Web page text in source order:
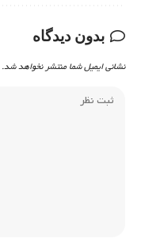
بدون دیدگاه
نشانی ایمیل شما منتشر نخواهد شد.